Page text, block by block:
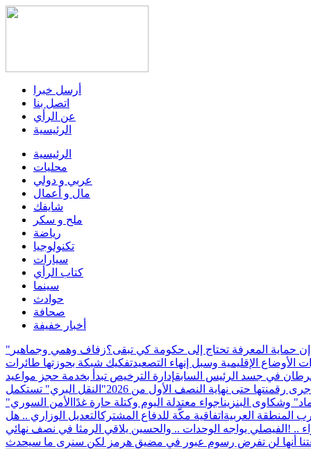
أرسل خبرا
اتصل بنا
عن الرأي
الرئيسية
الرئيسية
محليات
عربي و دولي
مال و أعمال
شايفك
ملح و سكر
رياضة
تكنولوجيا
سيارات
كتاب الرأي
سينما
حوادث
صحافة
أخبار خفيفة
حماية المعرفة تحتاج إلى حكومة كي تبقى؟زفاف وهمي وجماهير
الأوضاع الإقليمية وسبل إنهاء التصعيدتفكيك شبكة بحوزتها طائرات
في جسد الرئيس السابقإدارة الترخيص تبدأ بخدمة حجز مواعيد
"النقل البري" تستكمل
وشكاوى البنزيناجواء معتدلة اليوم وكتلة حارة غدًا الأمن السوري"
المنطقة العربية اتفاقية مكّة للدفاع المشتركالتعديل الوزاري .. هل
.. ! الفيصلي يواجه الوحدات .. والحسين يلاقي الرمثا في نصف نهائي
أنها لن تفرض رسوم عبور في مضيق هرمز لكن سنرى ما سيحدث